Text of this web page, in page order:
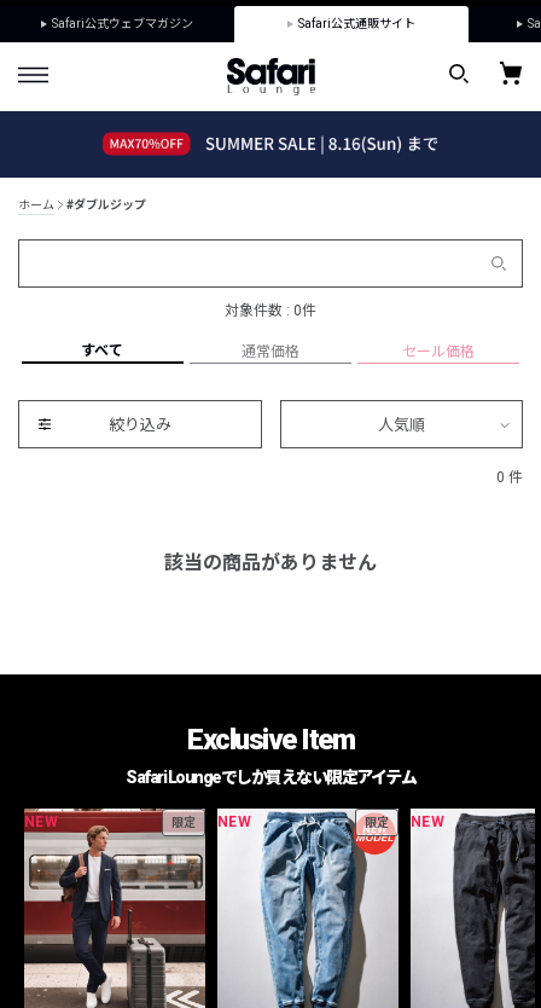
Safari公式ウェブマガジン Safari公式通販サイト
ホーム #ダブルジップ
対象件数 : 0件
すべて 通常価格 セール価格
絞り込み 人気順
0 件
該当の商品がありません
Exclusive Item
Safari Loungeでしか買えない限定アイテム
NEW 限定 NEW 限定 NEW